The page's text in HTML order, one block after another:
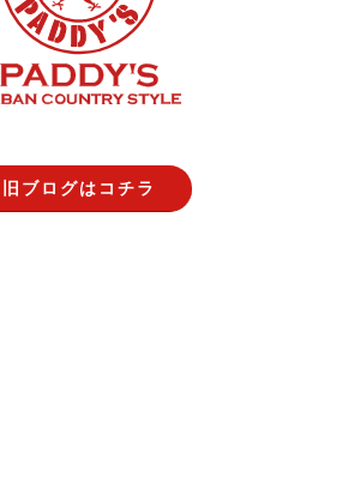
旧ブログはコチラ